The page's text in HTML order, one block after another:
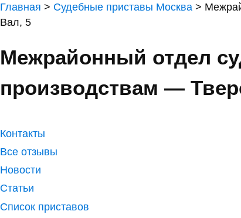
Главная > Судебные приставы Москва >
Вал, 5
Межрайонный отдел
производствам —
Контакты
Все отзывы
Новости
Статьи
Список приставов